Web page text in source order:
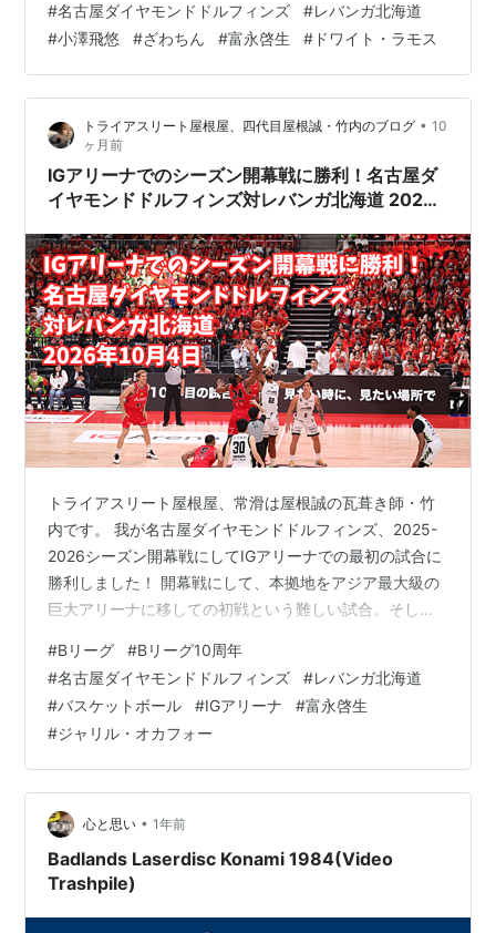
いんだからね！ まあ、いろいろとありますけどね、ドワ
イト・ラモスが良すぎたんじゃないの？知らんけど。ド
ワイト・ラモスなんていいときはスリーがボコボコ入る
し、今日なんてドライブもばちこりに決まってたもん
ね。イケメンだし。しゃーない。富永啓生はスリーは1/8
だったものの、2点シュートを高確…
#名古屋ダイヤモンドドルフィンズ #レバンガ北海道
#小澤飛悠 #ざわちん #富永啓生 # ドワイト・ラモス
トライアスリート屋根屋、四代目屋根誠・竹内のブログ • 10
ヶ月前
IGアリーナでのシーズン開幕戦に勝利！名古屋ダ
イヤモンドドルフィンズ対レバンガ北海道 2026
トライアスリート屋根屋、常滑は屋根誠の瓦葺き師・竹
内です。 我が名古屋ダイヤモンドドルフィンズ、2025-
2026シーズン開幕戦にしてIGアリーナでの最初の試合に
勝利しました！ 開幕戦にして、本拠地をアジア最大級の
巨大アリーナに移しての初戦という難しい試合。そして
シューター・富永啓生と、NBAでドラフト3位指名のオカ
フォーを擁するレバンガ北海道ということで、これまた
読めない難しいチームだったので、もう勝てて良かっ
た！なによりも勝利！って感じです。 富永対策に成功 オ
カフォーがすごかった！ ディフェンスが良かった！ ヘン
リーがバケモノだった。 ル…
#Bリーグ #Bリーグ10周年
#名古屋ダイヤモンドドルフィンズ #レバンガ北海道
#バスケットボール #IGアリーナ #富永啓生
#ジャリル・オカフォー
心と思い • 1年前
Badlands Laserdisc Konami 1984(Video
Trashpile)